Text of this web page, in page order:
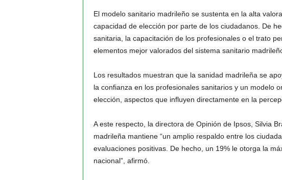
El modelo sanitario madrileño se sustenta en la alta
capacidad de elección por parte de los ciudadanos. De
sanitaria, la capacitación de los profesionales o el trato
elementos mejor valorados del sistema sanitario
Los resultados muestran que la sanidad madrileña se
la confianza en los profesionales sanitarios y un modelo
elección, aspectos que influyen directamente en la
A este respecto, la directora de Opinión de Ipsos, Silvia
madrileña mantiene “un amplio respaldo entre los
evaluaciones positivas. De hecho, un 19% le otorga la
nacional”, afirmó.